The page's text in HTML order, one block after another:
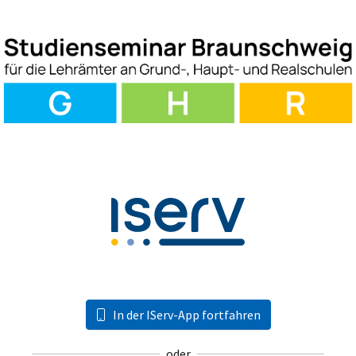
In der IServ-App fortfahren